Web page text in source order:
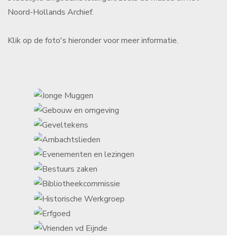
Noord-Hollands Archief.
Klik op de foto's hieronder voor meer informatie.